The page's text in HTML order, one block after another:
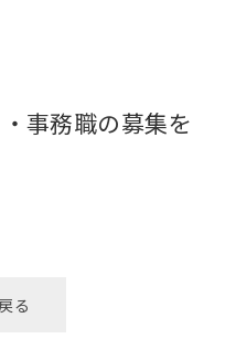
事務職の募集を
る